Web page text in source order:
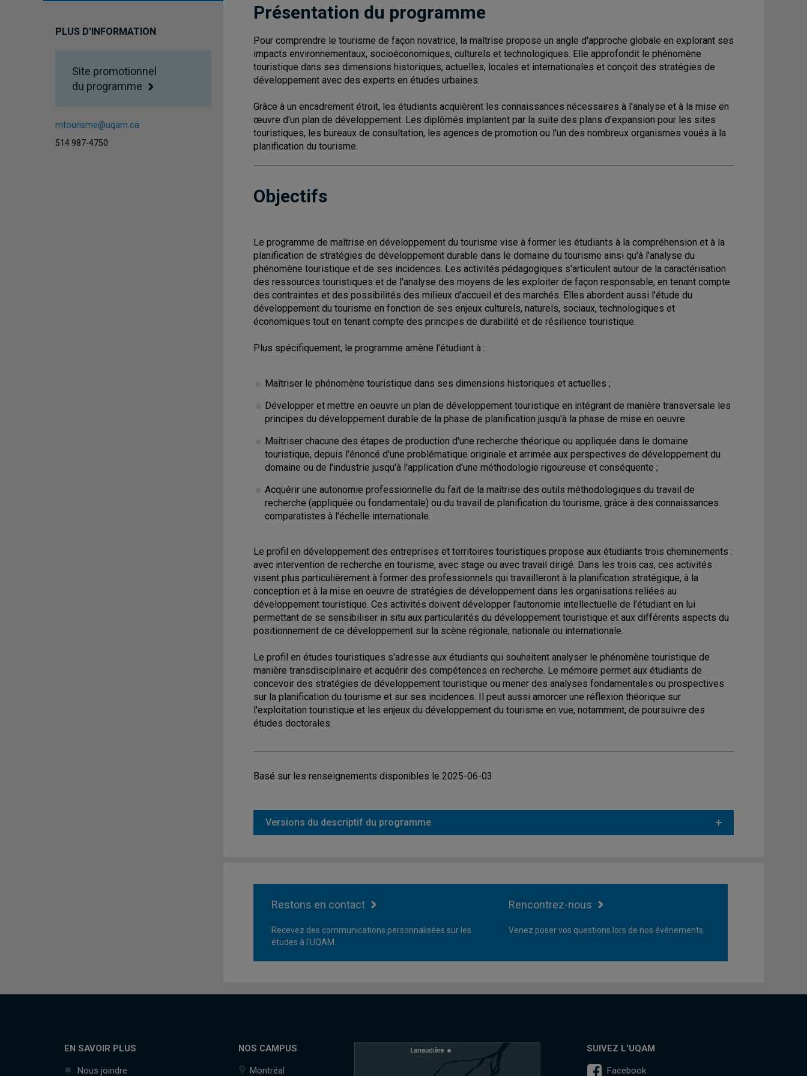
PLUS D'INFORMATION
Site promotionnel
du programme
mtourisme@uqam.ca
514 987-4750
Présentation du programme
Pour comprendre le tourisme de façon novatrice, la maîtrise propose un angle d'approche globale en explorant ses
impacts environnementaux, socioéconomiques, culturels et technologiques. Elle approfondit le phénomène
touristique dans ses dimensions historiques, actuelles, locales et internationales et conçoit des stratégies de
développement avec des experts en études urbaines.
Grâce à un encadrement étroit, les étudiants acquièrent les connaissances nécessaires à l'analyse et à la mise en
œuvre d'un plan de développement. Les diplômés implantent par la suite des plans d'expansion pour les sites
touristiques, les bureaux de consultation, les agences de promotion ou l'un des nombreux organismes voués à la
planification du tourisme.
Objectifs
Le programme de maîtrise en développement du tourisme vise à former les étudiants à la compréhension et à la
planification de stratégies de développement durable dans le domaine du tourisme ainsi qu'à l'analyse du
phénomène touristique et de ses incidences. Les activités pédagogiques s'articulent autour de la caractérisation
des ressources touristiques et de l'analyse des moyens de les exploiter de façon responsable, en tenant compte
des contraintes et des possibilités des milieux d'accueil et des marchés. Elles abordent aussi l'étude du
développement du tourisme en fonction de ses enjeux culturels, naturels, sociaux, technologiques et
économiques tout en tenant compte des principes de durabilité et de résilience touristique.
Plus spécifiquement, le programme amène l'étudiant à :
Maîtriser le phénomène touristique dans ses dimensions historiques et actuelles ;
Développer et mettre en oeuvre un plan de développement touristique en intégrant de manière transversale les
principes du développement durable de la phase de planification jusqu'à la phase de mise en oeuvre.
Maîtriser chacune des étapes de production d'une recherche théorique ou appliquée dans le domaine
touristique, depuis l'énoncé d'une problématique originale et arrimée aux perspectives de développement du
domaine ou de l'industrie jusqu'à l'application d'une méthodologie rigoureuse et conséquente ;
Acquérir une autonomie professionnelle du fait de la maîtrise des outils méthodologiques du travail de
recherche (appliquée ou fondamentale) ou du travail de planification du tourisme, grâce à des connaissances
comparatistes à l'échelle internationale.
Le profil en développement des entreprises et territoires touristiques propose aux étudiants trois cheminements :
avec intervention de recherche en tourisme, avec stage ou avec travail dirigé. Dans les trois cas, ces activités
visent plus particulièrement à former des professionnels qui travailleront à la planification stratégique, à la
conception et à la mise en oeuvre de stratégies de développement dans les organisations reliées au
développement touristique. Ces activités doivent développer l'autonomie intellectuelle de l'étudiant en lui
permettant de se sensibiliser in situ aux particularités du développement touristique et aux différents aspects du
positionnement de ce développement sur la scène régionale, nationale ou internationale.
Le profil en études touristiques s'adresse aux étudiants qui souhaitent analyser le phénomène touristique de
manière transdisciplinaire et acquérir des compétences en recherche. Le mémoire permet aux étudiants de
concevoir des stratégies de développement touristique ou mener des analyses fondamentales ou prospectives
sur la planification du tourisme et sur ses incidences. Il peut aussi amorcer une réflexion théorique sur
l'exploitation touristique et les enjeux du développement du tourisme en vue, notamment, de poursuivre des
études doctorales.
Basé sur les renseignements disponibles le 2025-06-03
Versions du descriptif du programme
Restons en contact
Recevez des communications personnalisées sur les
études à l'UQAM.
Rencontrez-nous
Venez poser vos questions lors de nos événements.
EN SAVOIR PLUS
Nous joindre
NOS CAMPUS
Montréal
SUIVEZ L'UQAM
Facebook